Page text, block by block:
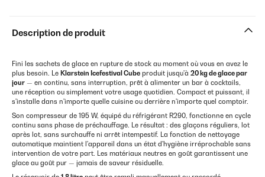
Description de produit
Fini les sachets de glace en rupture de stock au moment où vous en avez le
plus besoin. Le Klarstein Icefestival Cube produit jusqu'à 20 kg de glace par
jour — en continu, sans interruption, prêt à alimenter un bar à cocktails,
une réception ou simplement votre usage quotidien. Compact et puissant, il
s'installe dans n'importe quelle cuisine ou derrière n'importe quel comptoir.
Son compresseur de 195 W, équipé du réfrigérant R290, fonctionne en cycle
continu sans phase de préchauffage. Le résultat : des glaçons réguliers, lot
après lot, sans surchauffe ni arrêt intempestif. La fonction de nettoyage
automatique maintient l'appareil dans un état d'hygiène irréprochable sans
intervention de votre part. Les matériaux neutres en goût garantissent une
glace au goût pur — jamais de saveur résiduelle.